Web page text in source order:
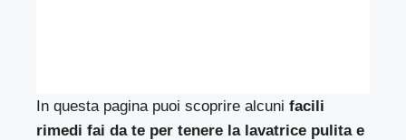
In questa pagina puoi scoprire alcunifacili
rimedi fai da te per tenere la lavatrice pulita e